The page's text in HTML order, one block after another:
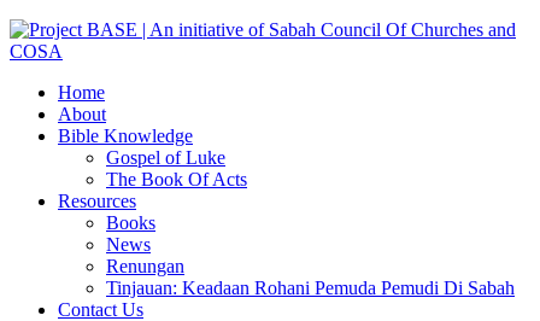
Home
About
Bible Knowledge
Gospel of Luke
The Book Of Acts
Resources
Books
News
Renungan
Tinjauan: Keadaan Rohani Pemuda Pemudi Di Sabah
Contact Us